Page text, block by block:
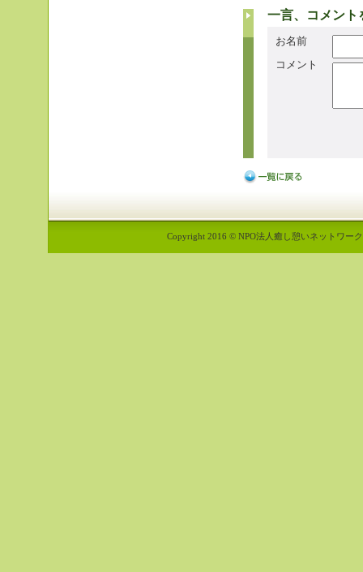
一言、コメント
お名前
コメント
Copyright 2016 © NPO法人癒し憩いネットワー